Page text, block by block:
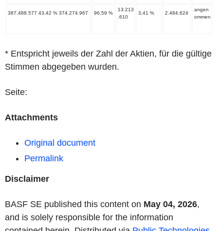
387.488.577 43,42 % 374.274.967 96,59 %
13.213
.610
3,41 % 2.484.624
angen
ommen
* Entspricht jeweils der Zahl der Aktien, für die gültige
Stimmen abgegeben wurden.
Seite:
Attachments
Original document
Permalink
Disclaimer
BASF SE published this content on May 04, 2026,
and is solely responsible for the information